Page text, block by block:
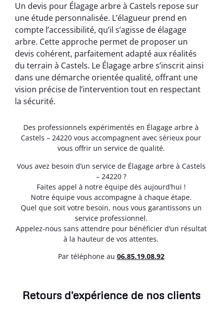
Un devis pour Élagage arbre à Castels repose sur
une étude personnalisée. L’élagueur prend en
compte l’accessibilité, qu’il s’agisse de élagage
arbre. Cette approche permet de proposer un
devis cohérent, parfaitement adapté aux réalités
du terrain à Castels. Le Élagage arbre s’inscrit ainsi
dans une démarche orientée qualité, offrant une
vision précise de l’intervention tout en respectant
la sécurité.
Des professionnels expérimentés en Élagage arbre à
Castels – 24220 vous accompagnent avec sérieux pour
vous offrir un service de qualité.
Vous avez besoin d’un service de Élagage arbre à Castels
– 24220 ?
Faites appel à notre équipe dès aujourd’hui !
Notre équipe vous accompagne à chaque étape.
Quel que soit votre besoin, nous vous garantissons un
service professionnel.
Appelez-nous sans attendre pour bénéficier d’un résultat
à la hauteur de vos attentes.
Par téléphone au 06.85.19.08.92
Retours d'expérience de nos clients